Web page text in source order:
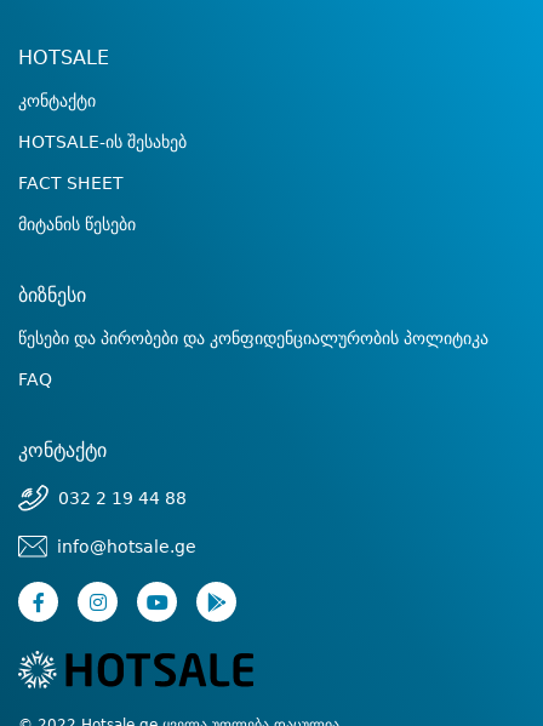
HOTSALE
კონტაქტი
HOTSALE-ის შესახებ
FACT SHEET
მიტანის წესები
ბიზნესი
წესები და პირობები და კონფიდენციალურობის პოლიტიკა
FAQ
კონტაქტი
032 2 19 44 88
info@hotsale.ge